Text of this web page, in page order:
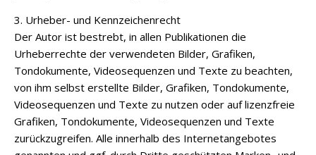
3. Urheber- und Kennzeichenrecht
Der Autor ist bestrebt, in allen Publikationen die
Urheberrechte der verwendeten Bilder, Grafiken,
Tondokumente, Videosequenzen und Texte zu beachten,
von ihm selbst erstellte Bilder, Grafiken, Tondokumente,
Videosequenzen und Texte zu nutzen oder auf lizenzfreie
Grafiken, Tondokumente, Videosequenzen und Texte
zurückzugreifen. Alle innerhalb des Internetangebotes